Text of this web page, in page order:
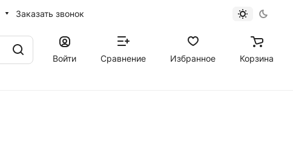
Заказать звонок
Войти
Сравнение Избранное Корзина